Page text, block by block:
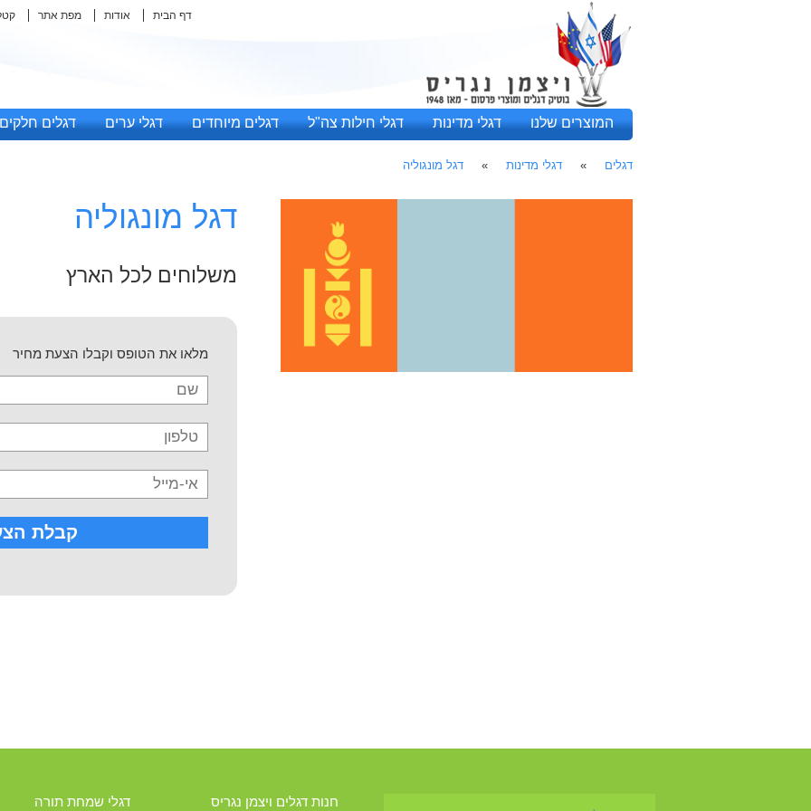
דף הבית אודות מפת אתר
המוצרים שלנו דגלי מדינות דגלי חילות צה"ל דגלים מיוחדים דגלי ערים דגלים חלקים
דגלים » דגלי מדינות » דגל מונגוליה
דגל מונגוליה
משלוחים לכל הארץ
מלאו את הטופס וקבלו הצעת מחיר
חנות דגלים ויצמן נגריס דגלי שמחת תורה